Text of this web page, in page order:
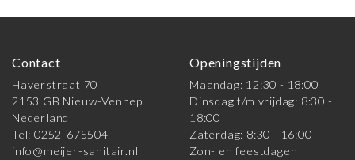
Contact
Haverstraat 70
2153 GB Nieuw-Vennep
Nederland
Tel: 0252-675504
info@meijer-sanitair.nl
Openingstijden
Maandag: 12:30 - 18:00
Dinsdag t/m vrijdag: 8:30 -
18:00
Zaterdag: 8:30 - 16:00
Zon- en feestdagen